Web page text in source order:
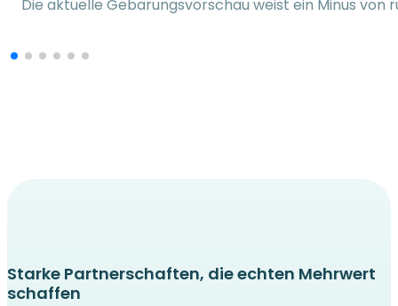
Die aktuelle Gebarungsvorschau weist ein Minus von
Starke Partnerschaften, die echten Mehrwert
schaffen